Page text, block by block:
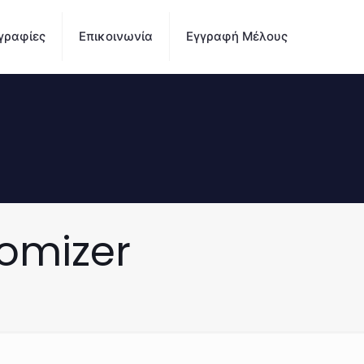
Επικοινωνία Εγγραφή Μέλους